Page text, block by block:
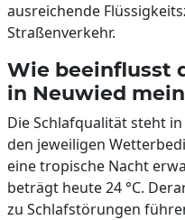
ausreichende
Straßenverkehr.
Wie beeinflusst
in Neuwied
Die Schlafqualität steht
den jeweiligen
eine tropische Nacht
beträgt heute 24 °C.
zu Schlafstörungen